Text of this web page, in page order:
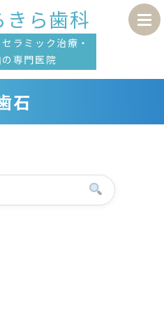
きら歯科
ラミック治療・
専門医院
石